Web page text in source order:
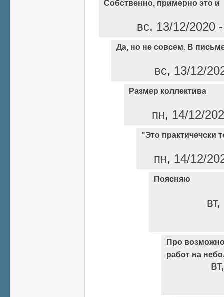
Собственно, примерно это и
вс, 13/12/2020
Да, но не совсем. В
вс, 13/12/
Размер коллектива
пн, 14/12/
"Это практичечски
пн, 14/12/
Поясняю
Про
работ на